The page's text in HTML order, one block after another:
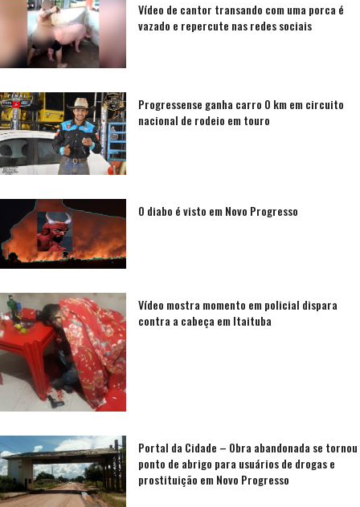
Vídeo de cantor transando com uma porca é
vazado e repercute nas redes sociais
Progressense ganha carro 0 km em circuito
nacional de rodeio em touro
O diabo é visto em Novo Progresso
Vídeo mostra momento em policial dispara
contra a cabeça em Itaituba
Portal da Cidade – Obra abandonada se tornou
ponto de abrigo para usuários de drogas e
prostituição em Novo Progresso